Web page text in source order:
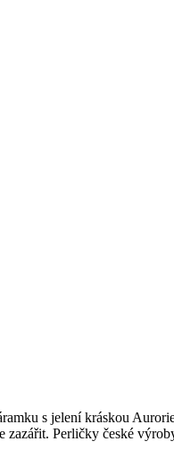
s jelení kráskou
Perličky české